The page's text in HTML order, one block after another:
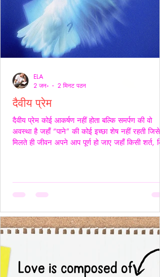
दैवीय प्रेम
दैवीय प्रेम कोई आकर्षण नहीं होता बल्कि समर्पण की वो
अवस्था है जहाँ “पाने” की कोई इच्छा शेष नहीं रहती जिसे
मिलते ही जीवन अपने आप पूर्ण हो जाए जहाँ किसी शर्त,
प्रेम है जहाँ आत्मा आत्मा को पहचान लेती है बिना परिचय,
ELA
2 जन॰
2 मिनट पठन